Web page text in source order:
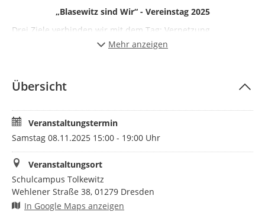
„Blasewitz sind Wir“ - Vereinstag 2025
Drei Ziele verbinden wir mit dem Tag: Vernetzung,
Fortbildung und Austausch.
für Social-Media wird eine intensivere Betrachtung in
Im Stadtbezirk Blasewitz sind über 900 Vereine sowie eine
Vielzahl weiterer Gruppierungen ansässig. Eingeladen sind
jeweils eine bis max. drei Personen pro Verein. Jede
Teilnehmer benötigt eine eigene Buchung.
Mehr anzeigen
Übersicht
Veranstaltungstermin
Samstag 08.11.2025 15:00 - 19:00 Uhr
Veranstaltungsort
Schulcampus Tolkewitz
Wehlener Straße 38, 01279 Dresden
In Google Maps anzeigen